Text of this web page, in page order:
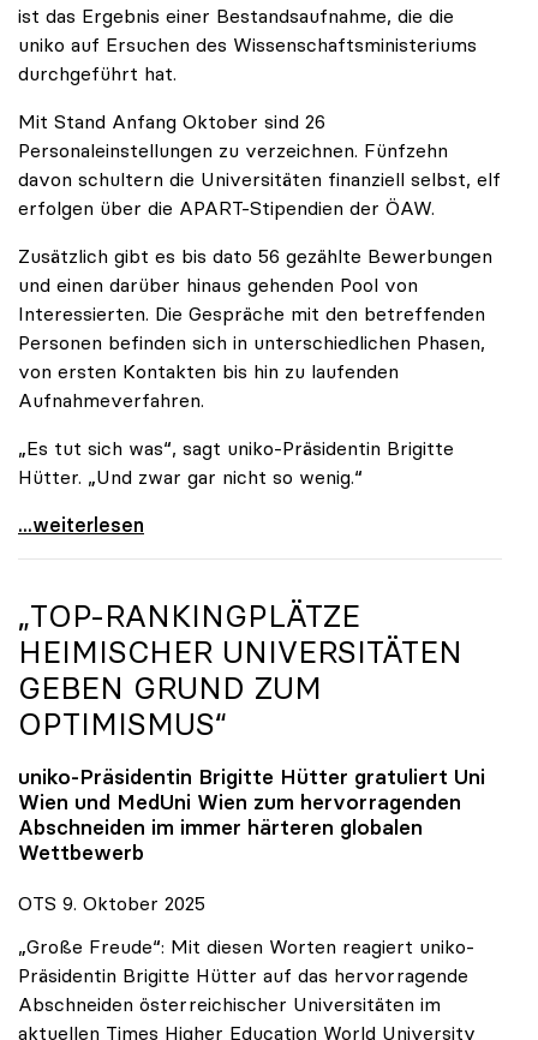
ist das Ergebnis einer Bestandsaufnahme, die die
uniko auf Ersuchen des Wissenschaftsministeriums
durchgeführt hat.
Mit Stand Anfang Oktober sind 26
Personaleinstellungen zu verzeichnen. Fünfzehn
davon schultern die Universitäten finanziell selbst, elf
erfolgen über die APART-Stipendien der ÖAW.
Zusätzlich gibt es bis dato 56 gezählte Bewerbungen
und einen darüber hinaus gehenden Pool von
Interessierten. Die Gespräche mit den betreffenden
Personen befinden sich in unterschiedlichen Phasen,
von ersten Kontakten bis hin zu laufenden
Aufnahmeverfahren.
„Es tut sich was“, sagt uniko-Präsidentin Brigitte
Hütter. „Und zwar gar nicht so wenig.“
Reges Interesse von US-Forscher:innen an
...weiterlesen
„TOP-RANKINGPLÄTZE
HEIMISCHER UNIVERSITÄTEN
GEBEN GRUND ZUM
OPTIMISMUS“
uniko-Präsidentin Brigitte Hütter gratuliert Uni
Wien und MedUni Wien zum hervorragenden
Abschneiden im immer härteren globalen
Wettbewerb
OTS 9. Oktober 2025
„Große Freude“: Mit diesen Worten reagiert uniko-
Präsidentin Brigitte Hütter auf das hervorragende
Abschneiden österreichischer Universitäten im
aktuellen Times Higher Education World University